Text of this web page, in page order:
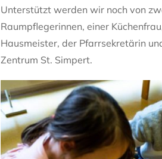
Unterstützt werden wir noch von
Raumpflegerinnen, einer
Hausmeister, der Pfarrsekretärin
Zentrum St. Simpert.